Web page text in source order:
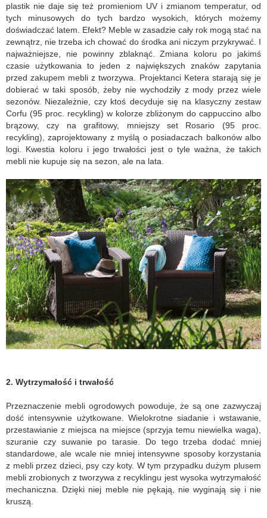
plastik nie daje się też promieniom UV i zmianom temperatur, od
tych minusowych do tych bardzo wysokich, których możemy
doświadczać latem. Efekt? Meble w zasadzie cały rok mogą stać na
zewnątrz, nie trzeba ich chować do środka ani niczym przykrywać. I
najważniejsze, nie powinny zblaknąć. Zmiana koloru po jakimś
czasie użytkowania to jeden z największych znaków zapytania
przed zakupem mebli z tworzywa. Projektanci Ketera starają się je
dobierać w taki sposób, żeby nie wychodziły z mody przez wiele
sezonów. Niezależnie, czy ktoś decyduje się na klasyczny zestaw
Corfu (95 proc. recykling) w kolorze zbliżonym do cappuccino albo
brązowy, czy na grafitowy, mniejszy set Rosario (95 proc.
recykling), zaprojektowany z myślą o posiadaczach balkonów albo
logi. Kwestia koloru i jego trwałości jest o tyle ważna, że takich
mebli nie kupuje się na sezon, ale na lata.
2. Wytrzymałość i trwałość
Przeznaczenie mebli ogrodowych powoduje, że są one zazwyczaj
dość intensywnie użytkowane. Wielokrotne siadanie i wstawanie,
przestawianie z miejsca na miejsce (sprzyja temu niewielka waga),
szuranie czy suwanie po tarasie. Do tego trzeba dodać mniej
standardowe, ale wcale nie mniej intensywne sposoby korzystania
z mebli przez dzieci, psy czy koty. W tym przypadku dużym plusem
mebli zrobionych z tworzywa z recyklingu jest wysoka wytrzymałość
mechaniczna. Dzięki niej meble nie pękają, nie wyginają się i nie
kruszą.